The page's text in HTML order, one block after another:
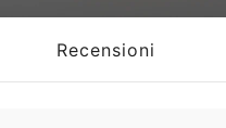
Recensioni